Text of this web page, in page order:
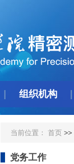
组织机构
当前位置： 首页 >>
党务工作